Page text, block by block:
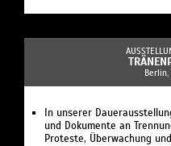
In unserer
und Dokumente an
Proteste, Überwachung